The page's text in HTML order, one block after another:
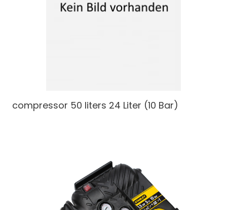
compressor 50 liters 24 Liter (10 Bar)